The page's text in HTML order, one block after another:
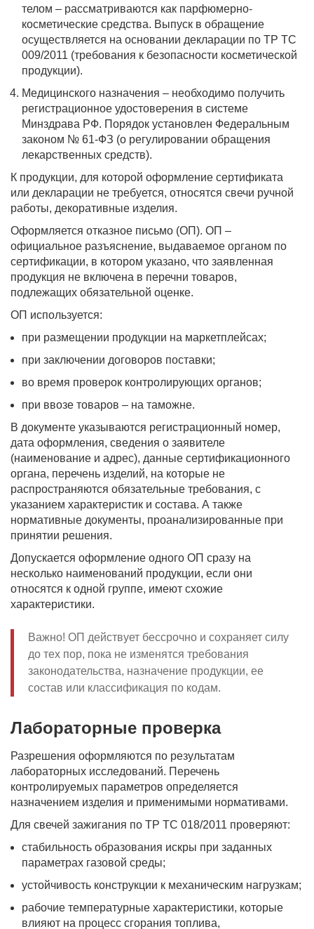
телом – рассматриваются как парфюмерно-
косметические средства. Выпуск в обращение
осуществляется на основании декларации по ТР ТС
009/2011 (требования к безопасности косметической
продукции).
Медицинского назначения – необходимо получить
регистрационное удостоверения в системе
Минздрава РФ. Порядок установлен Федеральным
законом № 61-ФЗ (о регулировании обращения
лекарственных средств).
К продукции, для которой оформление сертификата
или декларации не требуется, относятся свечи ручной
работы, декоративные изделия.
Оформляется отказное письмо (ОП). ОП –
официальное разъяснение, выдаваемое органом по
сертификации, в котором указано, что заявленная
продукция не включена в перечни товаров,
подлежащих обязательной оценке.
ОП используется:
при размещении продукции на маркетплейсах;
при заключении договоров поставки;
во время проверок контролирующих органов;
при ввозе товаров – на таможне.
В документе указываются регистрационный номер,
дата оформления, сведения о заявителе
(наименование и адрес), данные сертификационного
органа, перечень изделий, на которые не
распространяются обязательные требования, с
указанием характеристик и состава. А также
нормативные документы, проанализированные при
принятии решения.
Допускается оформление одного ОП сразу на
несколько наименований продукции, если они
относятся к одной группе, имеют схожие
характеристики.
Важно! ОП действует бессрочно и сохраняет силу
до тех пор, пока не изменятся требования
законодательства, назначение продукции, ее
состав или классификация по кодам.
Лабораторные проверка
Разрешения оформляются по результатам
лабораторных исследований. Перечень
контролируемых параметров определяется
назначением изделия и применимыми нормативами.
Для свечей зажигания по ТР ТС 018/2011 проверяют:
стабильность образования искры при заданных
параметрах газовой среды;
устойчивость конструкции к механическим нагрузкам;
рабочие температурные характеристики, которые
влияют на процесс сгорания топлива,